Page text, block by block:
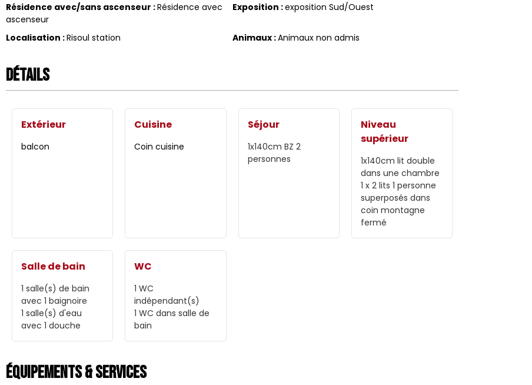
Résidence avec/sans ascenseur :Résidence avec
ascenseur
Exposition :exposition Sud/Ouest
Localisation :Risoul station Animaux :Animaux non admis
Détails
Extérieur
balcon
Cuisine
Coin cuisine
Séjour
1x140cm BZ 2
personnes
Niveau
supérieur
1x140cm lit double
dans une chambre
1 x 2 lits 1 personne
superposés dans
coin montagne
fermé
Salle de bain
1 salle(s) de bain
avec 1 baignoire
1 salle(s) d'eau
avec 1 douche
WC
1 WC
indépendant(s)
1 WC dans salle de
bain
Équipements & Services